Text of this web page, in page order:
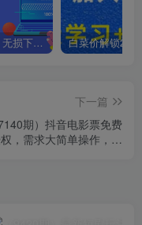
全网VIP课程 无损下载~
下一篇
7140期）抖音电影票免费
，需求大简单操作，月